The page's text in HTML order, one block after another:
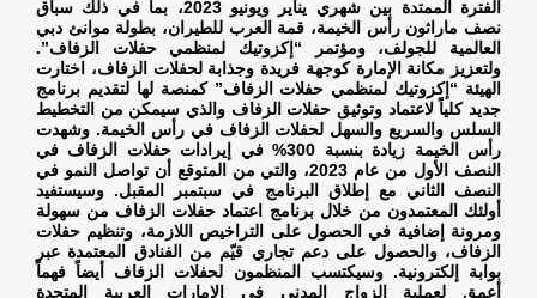
الفترة الممتدة بين شهري يناير ويونيو 2023، بما في ذلك سباق
نصف ماراثون رأس الخيمة، قمة العرب للطيران، بطولة موانئ دبي
العالمية للجولف، ومؤتمر “إكزوتيك لمنظمي حفلات الزفاف”.
ولتعزيز مكانة الإمارة كوجهة فريدة وجذابة لحفلات الزفاف، اختارت
الهيئة “إكزوتيك لمنظمي حفلات الزفاف” كمنصة لها لتقديم برنامج
جديد كلياً لاعتماد وتوثيق حفلات الزفاف والذي سيمكن من التخطيط
السلس والسريع والسهل لحفلات الزفاف في رأس الخيمة. وشهدت
رأس الخيمة زيادة بنسبة 300% في إيرادات حفلات الزفاف في
النصف الأول من عام 2023، والتي من المتوقع أن تواصل النمو في
النصف الثاني مع إطلاق البرنامج في سبتمبر المقبل. وسيستفيد
أولئك المعتمدون من خلال برنامج اعتماد حفلات الزفاف من سهولة
ومرونة إضافية في الحصول على التراخيص اللازمة، وتنظيم حفلات
الزفاف، والحصول على دعم تجاري قيّم من الفنادق المعتمدة عبر
بوابة إلكترونية. وسيكتسب المنظمون لحفلات الزفاف أيضاً فهماً
أعمق لعملية الزواج المدني في الإمارات العربية المتحدة